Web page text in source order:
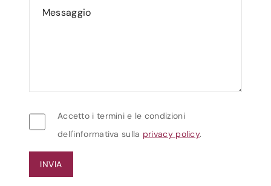
Accetto i termini e le condizioni
dell'informativa sulla privacy policy.